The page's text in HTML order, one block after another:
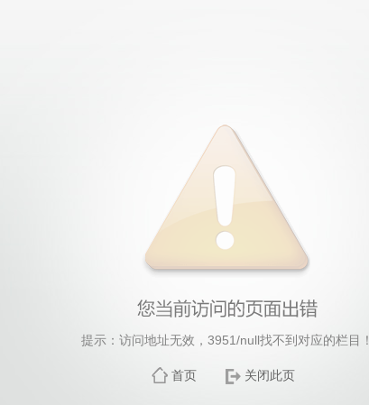
提示：访问地址无效，3951/null找不到对应的栏目！
首页 关闭此页